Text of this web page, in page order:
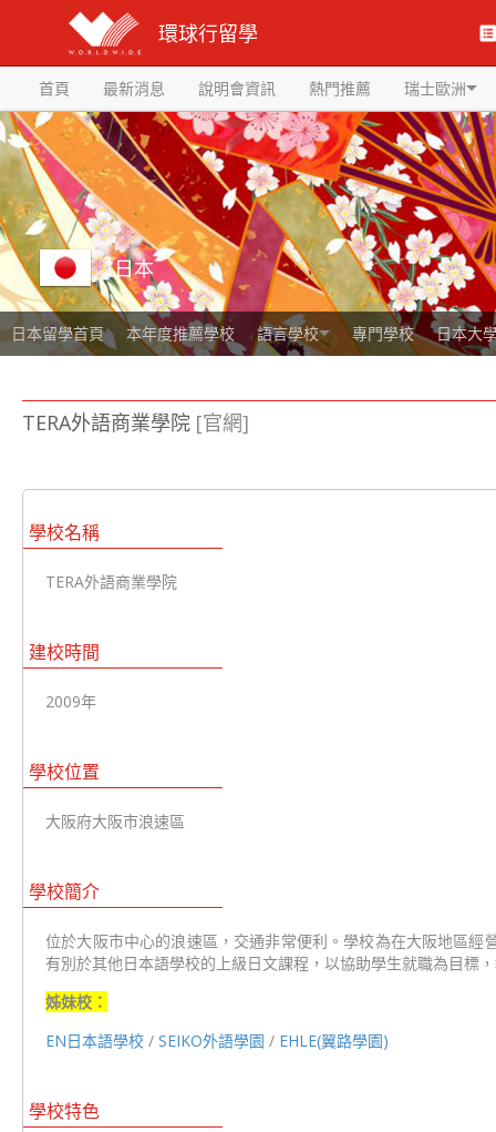
環球行留學
首頁 最新消息 說明會資訊 熱門推薦 瑞士歐洲
日本
日本留學首頁 本年度推薦學校 語言學校 專門學校 日本大
TERA外語商業學院 [官網]
學校名稱
TERA外語商業學院
建校時間
2009年
學校位置
大阪府大阪市浪速區
學校簡介
位於大阪市中心的浪速區，交通非常便利。學校為在大阪地區
有別於其他日本語學校的上級日文課程，以協助學生就職為目標
姊妹校：
EN日本語學校 / SEIKO外語學園 / EHLE(翼路學園)
學校特色